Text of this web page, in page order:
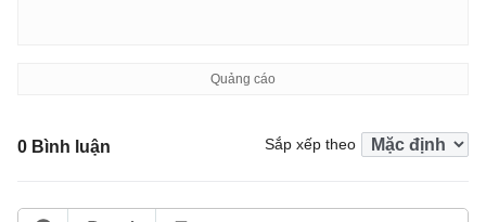
0 Bình luận Sắp xếp theo